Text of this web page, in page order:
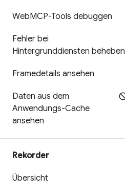
WebMCP-Tools debuggen
Fehler bei
Hintergrunddiensten beheben
Framedetails ansehen
Daten aus dem
Anwendungs-Cache
ansehen
Rekorder
Übersicht